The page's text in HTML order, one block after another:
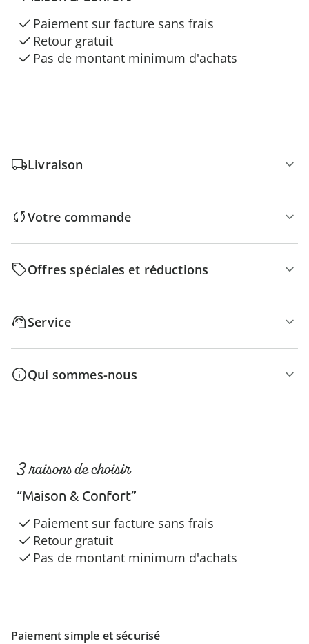
Paiement sur facture sans frais
Retour gratuit
Pas de montant minimum d'achats
Livraison
Votre commande
Offres spéciales et réductions
Service
Qui sommes-nous
Paiement simple et sécurisé
3 raisons de choisir
“Maison & Confort”
Paiement sur facture sans frais
Retour gratuit
Pas de montant minimum d'achats